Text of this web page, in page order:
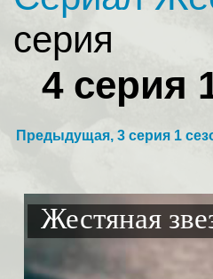
серия
4 серия
Предыдущая, 3 серия 1
Жестяная